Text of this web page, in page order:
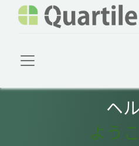
ヘ
よう